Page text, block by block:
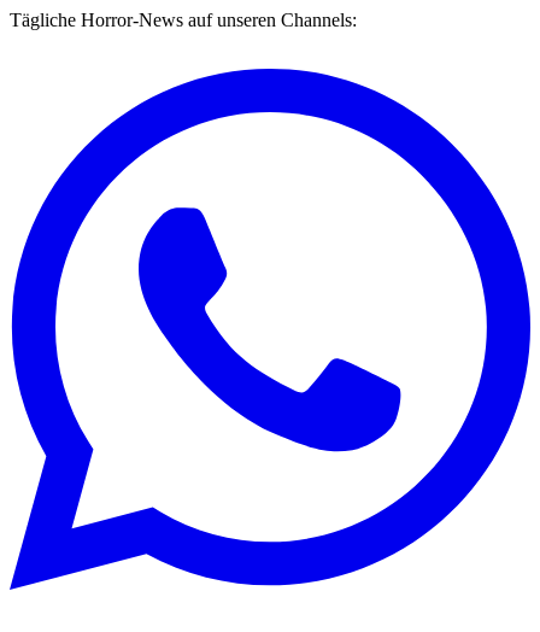
Tägliche Horror-News auf unseren Channels: